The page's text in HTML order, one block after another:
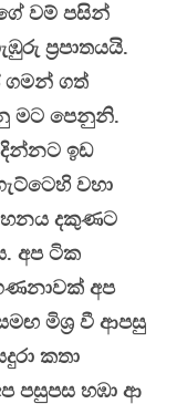
වම් පසින්
ප්‍රපාතයයි.
ගමන් ගත්
මට පෙනුනි.
ඉඩ
වහා
දකුණට
අප ටික
අප
මිශ්‍ර වී ආපසු
කතා
පසුපස හඹා ආ